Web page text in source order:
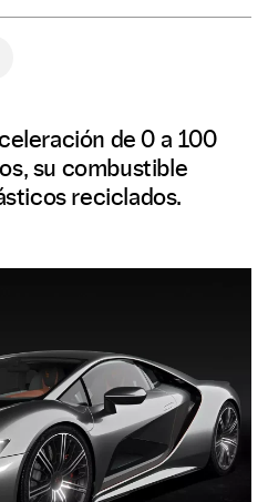
de 0 a 100
su combustible
reciclados.